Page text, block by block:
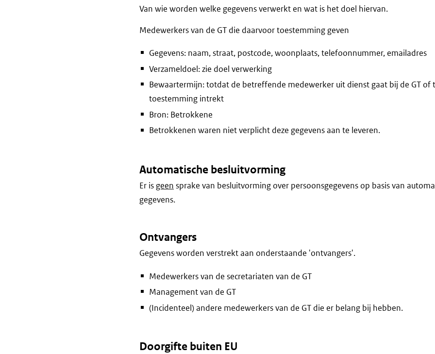
Van wie worden welke gegevens verwerkt en wat is het doel hiervan.
Medewerkers van de GT die daarvoor toestemming geven
Gegevens: naam, straat, postcode, woonplaats, telefoonnummer, emailadres
Verzameldoel: zie doel verwerking
Bewaartermijn: totdat de betreffende medewerker uit dienst gaat bij de GT of
toestemming intrekt
Bron: Betrokkene
Betrokkenen waren niet verplicht deze gegevens aan te leveren.
Automatische besluitvorming
Er is geen sprake van besluitvorming over persoonsgegevens op basis van
gegevens.
Ontvangers
Gegevens worden verstrekt aan onderstaande 'ontvangers'.
Medewerkers van de secretariaten van de GT
Management van de GT
(Incidenteel) andere medewerkers van de GT die er belang bij hebben.
Doorgifte buiten EU